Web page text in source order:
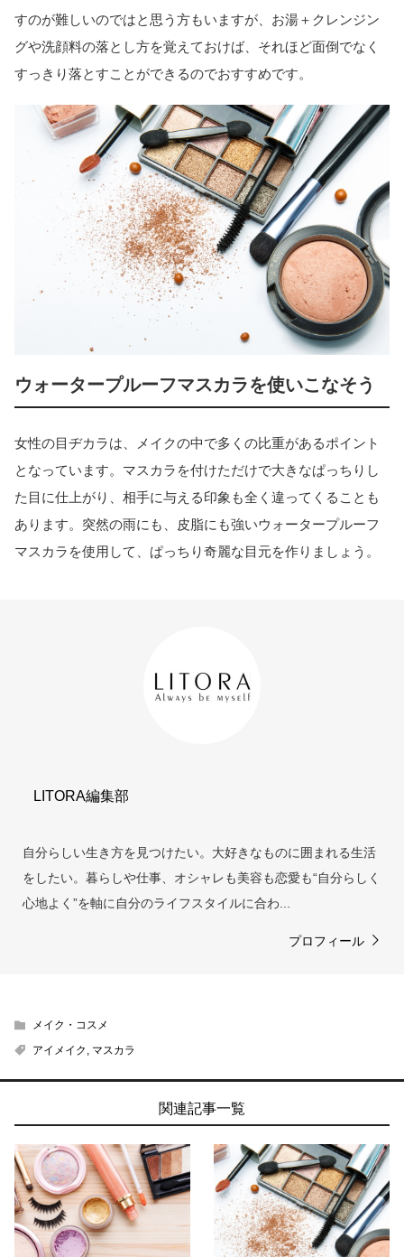
すのが難しいのではと思う方もいますが、お湯＋クレンジン
グや洗顔料の落とし方を覚えておけば、それほど面倒でなく
すっきり落とすことができるのでおすすめです。
ウォータープルーフマスカラを使いこなそう
女性の目ヂカラは、メイクの中で多くの比重があるポイント
となっています。マスカラを付けただけで大きなぱっちりし
た目に仕上がり、相手に与える印象も全く違ってくることも
あります。突然の雨にも、皮脂にも強いウォータープルーフ
マスカラを使用して、ぱっちり奇麗な目元を作りましょう。
LITORA編集部
自分らしい生き方を見つけたい。大好きなものに囲まれる生活
をしたい。暮らしや仕事、オシャレも美容も恋愛も“自分らしく
心地よく”を軸に自分のライフスタイルに合わ...
プロフィール
メイク・コスメ
アイメイク , マスカラ
関連記事一覧